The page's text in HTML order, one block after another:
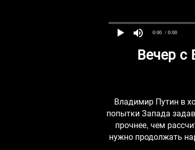
0:00 / 0:00
Вечер
Владимир Путин в
попытки Запада
прочнее, чем
нужно продолжать